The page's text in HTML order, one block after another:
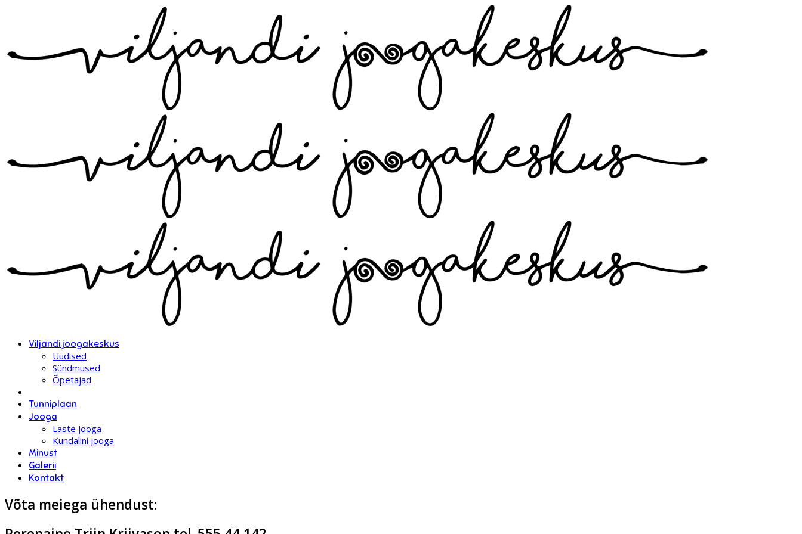
Viljandi joogakeskus
Uudised
Sündmused
Õpetajad
Tunniplaan
Jooga
Laste jooga
Kundalini jooga
Minust
Galerii
Kontakt
Võta meiega ühendust: